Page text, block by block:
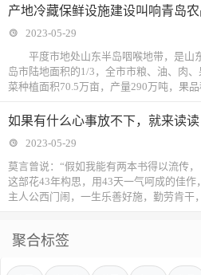
产地冷藏保鲜设施建设叫响青岛
2023-05-29
平度市地处山东半岛咽喉地带，是山
岛市陆地面积的1/3，全市市粮、油、肉
菜种植面积70.5万亩，产量290万吨，果
如果有什么心事放不下，就来读
2023-05-29
莫言曾说：“假如我能有两本书得以流传
这部花43年构思，用43天一气呵成的佳
主人公西门闹，一生乐善好施，勤劳肯干
聚合标签